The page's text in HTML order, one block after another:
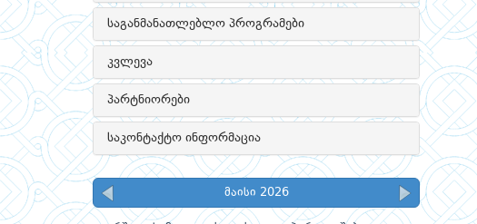
საგანმანათლებლო პროგრამები
კვლევა
პარტნიორები
საკონტაქტო ინფორმაცია
მაისი 2026